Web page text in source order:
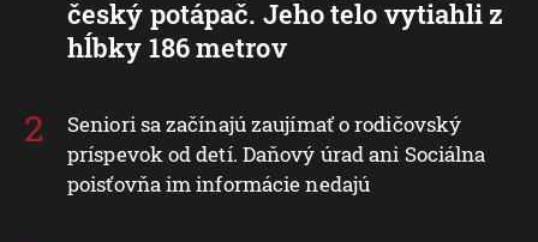
český potápač. Jeho telo vytiahli z
hĺbky 186 metrov
Seniori sa začínajú zaujímať o rodičovský
príspevok od detí. Daňový úrad ani Sociálna
poisťovňa im informácie nedajú